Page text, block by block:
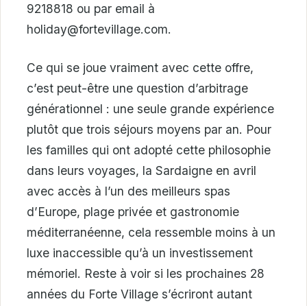
9218818 ou par email à
holiday@fortevillage.com.
Ce qui se joue vraiment avec cette offre,
c’est peut-être une question d’arbitrage
générationnel : une seule grande expérience
plutôt que trois séjours moyens par an. Pour
les familles qui ont adopté cette philosophie
dans leurs voyages, la Sardaigne en avril
avec accès à l’un des meilleurs spas
d’Europe, plage privée et gastronomie
méditerranéenne, cela ressemble moins à un
luxe inaccessible qu’à un investissement
mémoriel. Reste à voir si les prochaines 28
années du Forte Village s’écriront autant